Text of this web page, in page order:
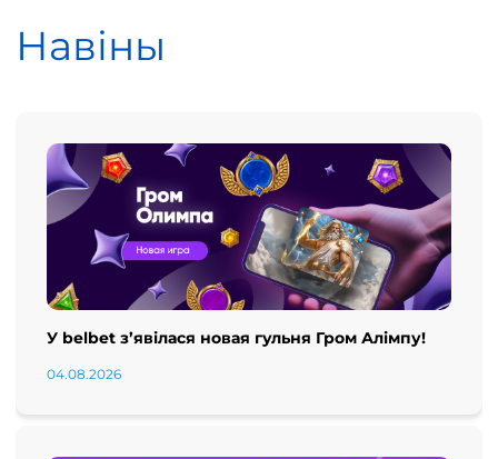
Навіны
У belbet з’явілася новая гульня Гром Алімпу!
04.08.2026